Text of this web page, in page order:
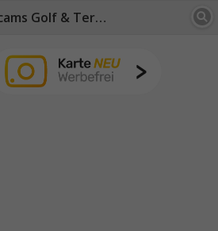
Webcams Golf & Terrain de Sport: Fribourg / Jura